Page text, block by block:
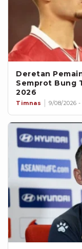
Deretan
Semprot Bung
2026
Timnas 9/08/2026 -